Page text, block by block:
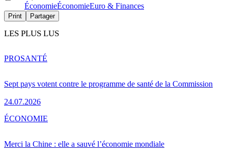
ÉconomieÉconomieEuro & Finances
Print Partager
LES PLUS LUS
Sept pays votent contre le programme de santé de la Commission
24.07.2026
PROSANTÉ
Merci la Chine : elle a sauvé l’économie mondiale
ÉCONOMIE